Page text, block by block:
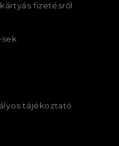
fizetésről
tájékoztató